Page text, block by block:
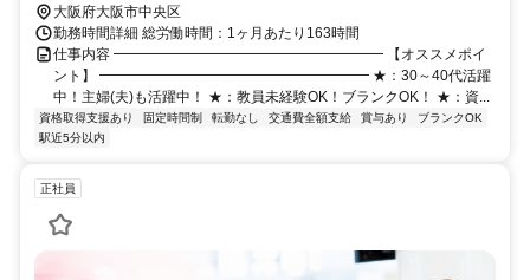
波」駅より徒歩7分
大阪府大阪市中央区
勤務時間詳細 総労働時間：1ヶ月あたり163時間
仕事内容 ━━━━━━━━━━━━━━━━━━━ 【オススメポイ
ント】 ━━━━━━━━━━━━━━━━━━━ ★：30～40代活躍
中！主婦(夫)も活躍中！ ★：教員未経験OK！ブランクOK！ ★：資...
資格取得支援あり 固定時間制 転勤なし 交通費全額支給 賞与あり
ブランクOK
駅近5分以内
正社員